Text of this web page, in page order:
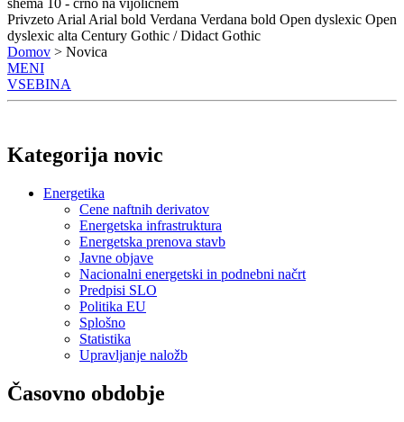
shema 10 - črno na vijoličnem
Privzeto Arial Arial bold Verdana Verdana bold Open dyslexic Open
dyslexic alta Century Gothic / Didact Gothic
Domov > Novica
MENI
VSEBINA
Kategorija novic
Energetika
Cene naftnih derivatov
Energetska infrastruktura
Energetska prenova stavb
Javne objave
Nacionalni energetski in podnebni načrt
Predpisi SLO
Politika EU
Splošno
Statistika
Upravljanje naložb
Časovno obdobje